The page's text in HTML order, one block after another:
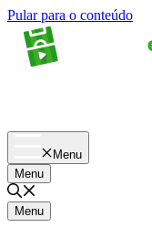
Pular para o conteúdo
Menu
Menu
Menu